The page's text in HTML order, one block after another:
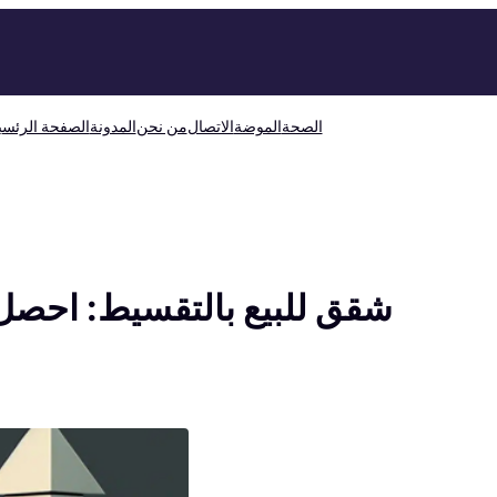
الصفحةالمدونةمن نحنالاتصالالموضةالصحة
شقق للبيع بالتقسيط: